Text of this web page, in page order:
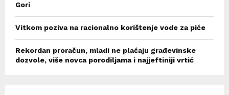
Gori
Vitkom poziva na racionalno korištenje vode za piće
Rekordan proračun, mladi ne plaćaju građevinske
dozvole, više novca porodiljama i najjeftiniji vrtić